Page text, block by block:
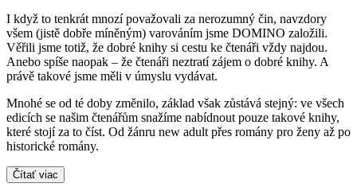
I když to tenkrát mnozí považovali za nerozumný čin, navzdory
všem (jistě dobře míněným) varováním jsme DOMINO založili.
Věřili jsme totiž, že dobré knihy si cestu ke čtenáři vždy najdou.
Anebo spíše naopak – že čtenáři neztratí zájem o dobré knihy. A
právě takové jsme měli v úmyslu vydávat.
Mnohé se od té doby změnilo, základ však zůstává stejný: ve všech
edicích se našim čtenářům snažíme nabídnout pouze takové knihy,
které stojí za to číst. Od žánru new adult přes romány pro ženy až po
historické romány.
Čítať viac